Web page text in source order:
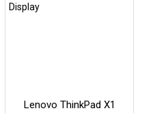
Lenovo ThinkPad X1